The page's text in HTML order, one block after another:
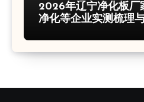
2026年辽宁净化板厂
净化等企业实测梳理